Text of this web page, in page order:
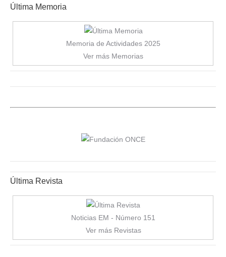
Última Memoria
Memoria de Actividades 2025
Ver más Memorias
Última Revista
Noticias EM - Número 151
Ver más Revistas